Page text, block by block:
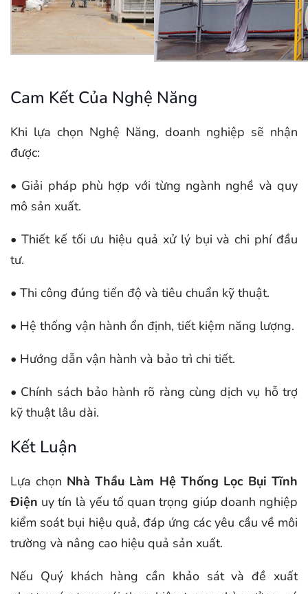
Cam Kết Của Nghệ Năng
Khi lựa chọn Nghệ Năng, doanh nghiệp sẽ nhận
được:
• Giải pháp phù hợp với từng ngành nghề và quy
mô sản xuất.
• Thiết kế tối ưu hiệu quả xử lý bụi và chi phí đầu
tư.
• Thi công đúng tiến độ và tiêu chuẩn kỹ thuật.
• Hệ thống vận hành ổn định, tiết kiệm năng lượng.
• Hướng dẫn vận hành và bảo trì chi tiết.
• Chính sách bảo hành rõ ràng cùng dịch vụ hỗ trợ
kỹ thuật lâu dài.
Kết Luận
Lựa chọn Nhà Thầu Làm Hệ Thống Lọc Bụi Tĩnh
Điện uy tín là yếu tố quan trọng giúp doanh nghiệp
kiểm soát bụi hiệu quả, đáp ứng các yêu cầu về môi
trường và nâng cao hiệu quả sản xuất.
Nếu Quý khách hàng cần khảo sát và đề xuất